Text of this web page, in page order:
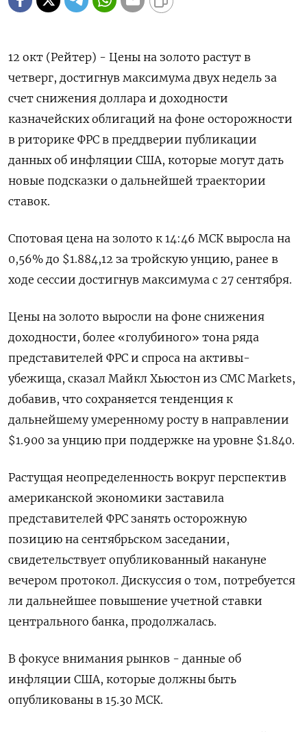
12 окт (Рейтер) - Цены на золото растут в
четверг, достигнув максимума двух недель за
счет снижения доллара и доходности
казначейских облигаций на фоне осторожности
в риторике ФРС в преддверии публикации
данных об инфляции США, которые могут дать
новые подсказки о дальнейшей траектории
ставок.
Спотовая цена на золото к 14:46 МСК выросла на
0,56% до $1.884,12​ за тройскую унцию, ранее в
ходе сессии достигнув максимума с 27 сентября.
Цены на золото выросли на фоне снижения
доходности, более «голубиного» тона ряда
представителей ФРС и спроса на активы-
убежища, сказал Майкл Хьюстон из CMC Markets,
добавив, что сохраняется тенденция к
дальнейшему умеренному росту в направлении
$1.900 за унцию при поддержке на уровне $1.840.
Растущая неопределенность вокруг перспектив
американской экономики заставила
представителей ФРС занять осторожную
позицию на сентябрьском заседании,
свидетельствует опубликованный накануне
вечером протокол. Дискуссия о том, потребуется
ли дальнейшее повышение учетной ставки
центрального банка, продолжалась.
В фокусе внимания рынков - данные об
инфляции США, которые должны быть
опубликованы в 15.30 МСК.